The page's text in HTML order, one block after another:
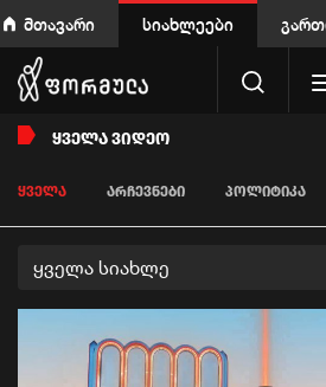
მთავარი სიახლეები
ᲧᲕᲔᲚᲐ ᲕᲘᲓᲔᲝ
ᲧᲕᲔᲚᲐ ᲐᲠᲩᲔᲕᲜᲔᲑᲘ ᲞᲝᲚᲘᲢᲘᲙᲐ
ყველა სიახლე